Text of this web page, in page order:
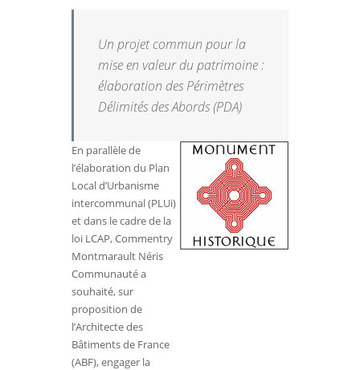
Un projet commun pour la
mise en valeur du patrimoine :
élaboration des Périmètres
Délimités des Abords (PDA)
En parallèle de
l’élaboration du Plan
Local d’Urbanisme
intercommunal (PLUi)
et dans le cadre de la
loi LCAP, Commentry
Montmarault Néris
Communauté a
souhaité, sur
proposition de
l’Architecte des
Bâtiments de France
(ABF), engager la